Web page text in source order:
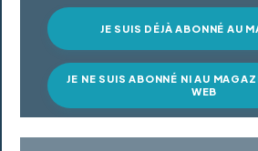
JE SUIS DÉJÀ ABONNÉ AU
JE NE SUIS ABONNÉ NI AU
WEB